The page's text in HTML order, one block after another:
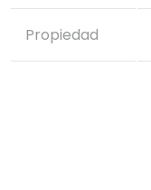
Propiedad